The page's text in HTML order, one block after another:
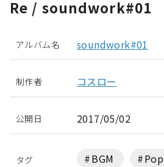
Re / soundwork#01
アルバム名 soundwork#01
制作者 コスロー
公開日 2017/05/02
タグ BGM Pop